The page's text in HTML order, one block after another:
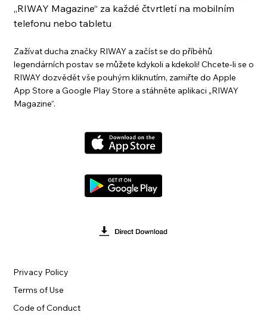
„RIWAY Magazine“ za každé čtvrtletí na mobilním
telefonu nebo tabletu
Zažívat ducha značky RIWAY a začíst se do příběhů
legendárních postav se můžete kdykoli a kdekoli! Chcete-li se o
RIWAY dozvědět vše pouhým kliknutím, zamiřte do Apple
App Store a Google Play Store a stáhněte aplikaci „RIWAY
Magazine“.
Terms of Use
Privacy Policy
Code of Conduct